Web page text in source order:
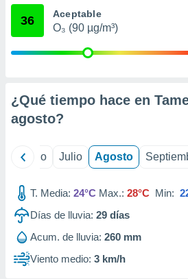
e
publicidad
1199
36 Aceptable
O₃ (90 µg/m³)
¿Qué tiempo hace en
agosto?
Junio Julio Agosto
T. Media: 24°C Max.: 28°C Min:
Días de lluvia: 29 días
Acum. de lluvia: 260 mm
Viento medio: 3 km/h